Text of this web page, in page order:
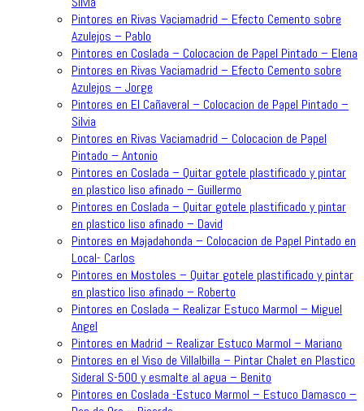
Pintores en Rivas Vaciamadrid – Efecto Cemento sobre
Azulejos – Pablo
Pintores en Coslada – Colocacion de Papel Pintado – Elena
Pintores en Rivas Vaciamadrid – Efecto Cemento sobre
Azulejos – Jorge
Pintores en El Cañaveral – Colocacion de Papel Pintado –
Silvia
Pintores en Rivas Vaciamadrid – Colocacion de Papel
Pintado – Antonio
Pintores en Coslada – Quitar gotele plastificado y pintar
en plastico liso afinado – Guillermo
Pintores en Coslada – Quitar gotele plastificado y pintar
en plastico liso afinado – David
Pintores en Majadahonda – Colocacion de Papel Pintado en
Local- Carlos
Pintores en Mostoles – Quitar gotele plastificado y pintar
en plastico liso afinado – Roberto
Pintores en Coslada – Realizar Estuco Marmol – Miguel
Angel
Pintores en Madrid – Realizar Estuco Marmol – Mariano
Pintores en el Viso de Villalbilla – Pintar Chalet en Plastico
Sideral S-500 y esmalte al agua – Benito
Pintores en Coslada -Estuco Marmol – Estuco Damasco –